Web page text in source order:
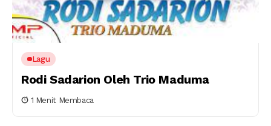
Lagu
Rodi Sadarion Oleh Trio Maduma
1 Menit Membaca